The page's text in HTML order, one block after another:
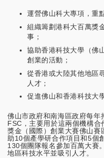
運營佛山科大專項，重
組織籌劃港科大百萬獎
事；
協助香港科技大學（佛
創業的活動；
從香港或大陸其他地區
人才；
促進佛山和香港科技大
佛山市政府和南海區政府每
FSC，主要用於這兩個機構
獎金（國際）創業大賽佛山賽
助10個產學研合作項目和5個
130個團隊報名參加百萬大賽
地區科技水平並吸引人才。